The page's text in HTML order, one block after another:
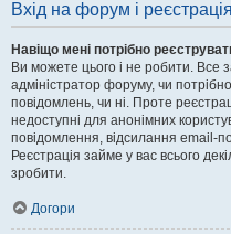
Вхід на форум і реєстрація
Навіщо мені потрібно
Ви можете цього і не робити. Все
адміністратор форуму, чи
повідомлень, чи ні. Проте
недоступні для анонімних
повідомлення, відсилання email-
Реєстрація займе у вас всього
зробити.
Догори